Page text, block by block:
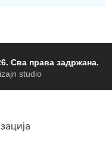
Сва права задржана.
studio